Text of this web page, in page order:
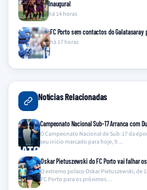
Inaugural
há 14 horas
FC Porto sem contactos do Galatasaray
há 17 horas
Notícias Relacionadas
Campeonato Nacional Sub-17 Arranca com
O Campeonato Nacional de Sub-17 da
seu início marcado para hoje, 9…
Oskar Pietuszewski do FC Porto vai falhar
O extremo polaco Oskar Pietuszewski, de
FC Porto para os próximos…